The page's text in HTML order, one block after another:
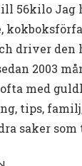
56kiloJag
driver den
2003
med
tips, familj,
saker som